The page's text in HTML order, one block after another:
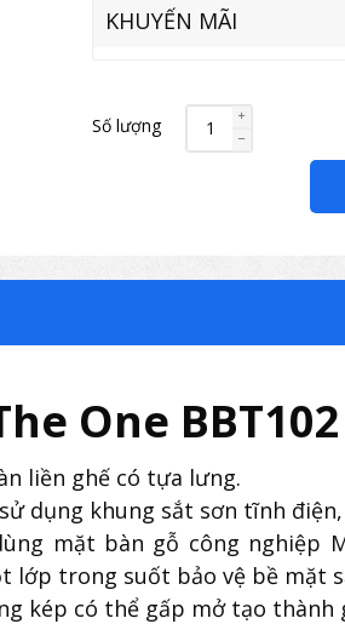
KHUYẾN MÃI
Số lượng
One BBT102
liền ghế có tựa lưng.
dụng khung sắt sơn tĩnh
mặt bàn gỗ công nghiệp
lớp trong suốt bảo vệ bề mặt
kép có thể gấp mở tạo thành